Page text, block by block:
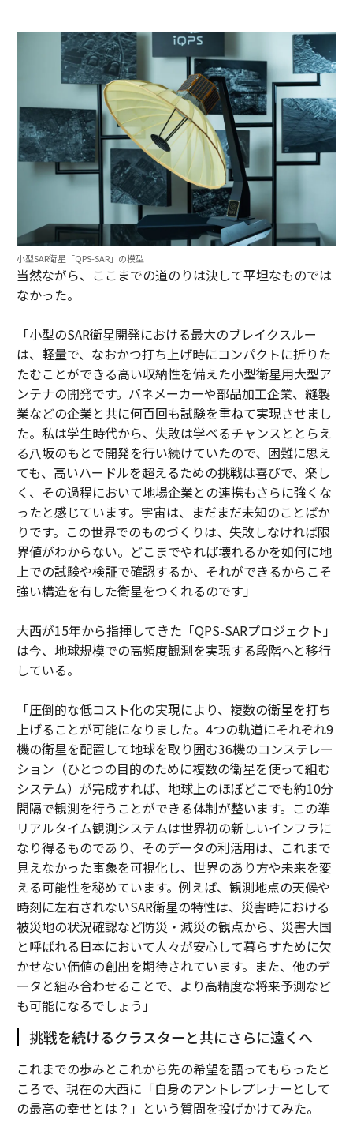
小型SAR衛星「QPS-SAR」の模型
当然ながら、ここまでの道のりは決して平坦なものでは
なかった。
「小型のSAR衛星開発における最大のブレイクスルー
は、軽量で、なおかつ打ち上げ時にコンパクトに折りた
たむことができる高い収納性を備えた小型衛星用大型ア
ンテナの開発です。バネメーカーや部品加工企業、縫製
業などの企業と共に何百回も試験を重ねて実現させまし
た。私は学生時代から、失敗は学べるチャンスととらえ
る八坂のもとで開発を行い続けていたので、困難に思え
ても、高いハードルを超えるための挑戦は喜びで、楽し
く、その過程において地場企業との連携もさらに強くな
ったと感じています。宇宙は、まだまだ未知のことばか
りです。この世界でのものづくりは、失敗しなければ限
界値がわからない。どこまでやれば壊れるかを如何に地
上での試験や検証で確認するか、それができるからこそ
強い構造を有した衛星をつくれるのです」
大西が15年から指揮してきた「QPS-SARプロジェクト」
は今、地球規模での高頻度観測を実現する段階へと移行
している。
「圧倒的な低コスト化の実現により、複数の衛星を打ち
上げることが可能になりました。4つの軌道にそれぞれ9
機の衛星を配置して地球を取り囲む36機のコンステレー
ション（ひとつの目的のために複数の衛星を使って組む
システム）が完成すれば、地球上のほぼどこでも約10分
間隔で観測を行うことができる体制が整います。この準
リアルタイム観測システムは世界初の新しいインフラに
なり得るものであり、そのデータの利活用は、これまで
見えなかった事象を可視化し、世界のあり方や未来を変
える可能性を秘めています。例えば、観測地点の天候や
時刻に左右されないSAR衛星の特性は、災害時における
被災地の状況確認など防災・減災の観点から、災害大国
と呼ばれる日本において人々が安心して暮らすために欠
かせない価値の創出を期待されています。また、他のデ
ータと組み合わせることで、より高精度な将来予測など
も可能になるでしょう」
挑戦を続けるクラスターと共にさらに遠くへ
これまでの歩みとこれから先の希望を語ってもらったと
ころで、現在の大西に「自身のアントレプレナーとして
の最高の幸せとは？」という質問を投げかけてみた。